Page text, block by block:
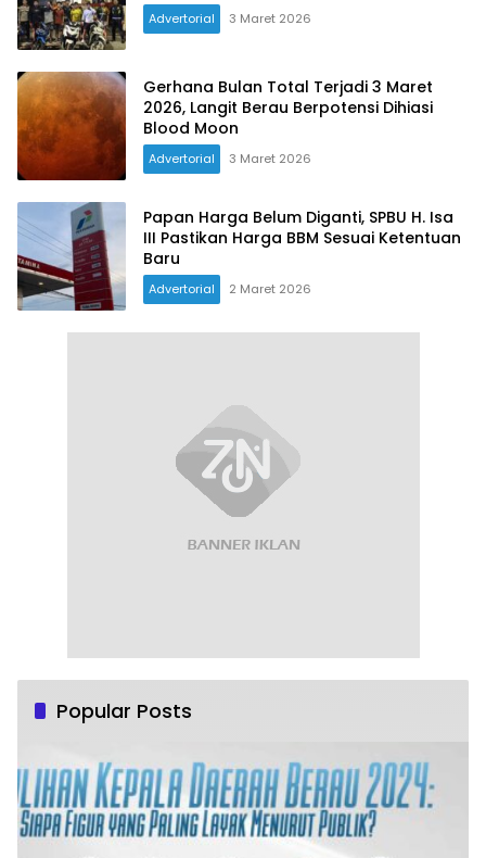
Advertorial 3 Maret 2026
Gerhana Bulan Total Terjadi 3 Maret
2026, Langit Berau Berpotensi Dihiasi
Blood Moon
Advertorial 3 Maret 2026
Papan Harga Belum Diganti, SPBU H. Isa
III Pastikan Harga BBM Sesuai Ketentuan
Baru
Advertorial 2 Maret 2026
Popular Posts